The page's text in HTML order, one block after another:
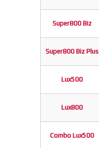
Super800 Biz
Super800 Biz Plus
Lux500
Lux800
Combo Lux500